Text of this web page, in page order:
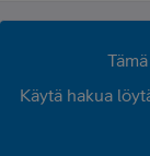
Käytä hakua